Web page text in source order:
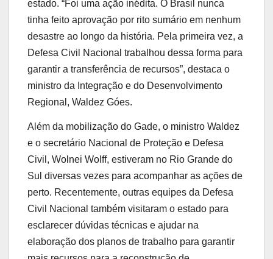
estado. “Foi uma ação inédita. O Brasil nunca
tinha feito aprovação por rito sumário em nenhum
desastre ao longo da história. Pela primeira vez, a
Defesa Civil Nacional trabalhou dessa forma para
garantir a transferência de recursos”, destaca o
ministro da Integração e do Desenvolvimento
Regional, Waldez Góes.
Além da mobilização do Gade, o ministro Waldez
e o secretário Nacional de Proteção e Defesa
Civil, Wolnei Wolff, estiveram no Rio Grande do
Sul diversas vezes para acompanhar as ações de
perto. Recentemente, outras equipes da Defesa
Civil Nacional também visitaram o estado para
esclarecer dúvidas técnicas e ajudar na
elaboração dos planos de trabalho para garantir